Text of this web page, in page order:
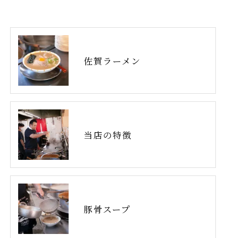
佐賀ラーメン
当店の特徴
豚骨スープ